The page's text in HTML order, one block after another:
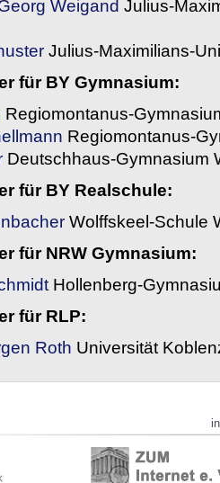
Weigand Julius-
Julius-Maximilians-
für BY Gymnasium:
Regiomontanus-
Regiomontanus-
Deutschhaus-Gymnasium
für BY Realschule:
Wolffskeel-Schule
für NRW Gymnasium:
Hollenberg-
für RLP:
Roth Universität